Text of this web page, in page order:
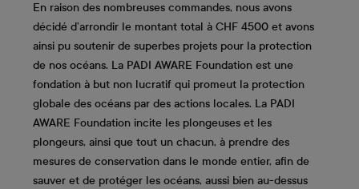
En raison des nombreuses commandes, nous avons
décidé d’arrondir le montant total à CHF 4500 et avons
ainsi pu soutenir de superbes projets pour la protection
de nos océans. La PADI AWARE Foundation est une
fondation à but non lucratif qui promeut la protection
globale des océans par des actions locales. La PADI
AWARE Foundation incite les plongeuses et les
plongeurs, ainsi que tout un chacun, à prendre des
mesures de conservation dans le monde entier, afin de
sauver et de protéger les océans, aussi bien au-dessus